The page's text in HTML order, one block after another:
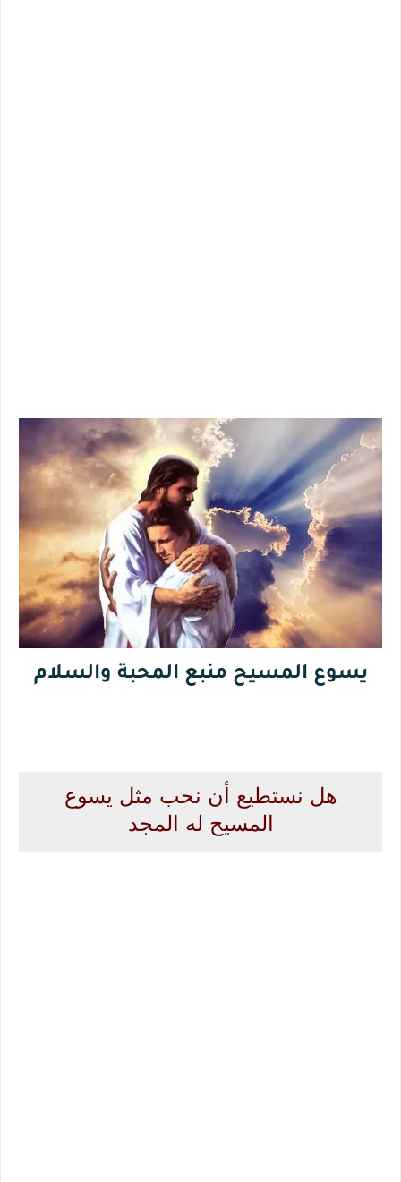
يسوع المسيح منبع المحبة والسلام
هل نستطيع أن نحب مثل يسوع
المسيح له المجد